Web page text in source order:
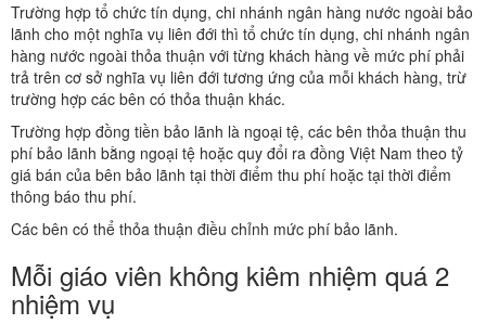
Trường hợp tổ chức tín dụng, chi nhánh ngân hàng nước ngoài bảo
lãnh cho một nghĩa vụ liên đới thì tổ chức tín dụng, chi nhánh ngân
hàng nước ngoài thỏa thuận với từng khách hàng về mức phí phải
trả trên cơ sở nghĩa vụ liên đới tương ứng của mỗi khách hàng, trừ
trường hợp các bên có thỏa thuận khác.
Trường hợp đồng tiền bảo lãnh là ngoại tệ, các bên thỏa thuận thu
phí bảo lãnh bằng ngoại tệ hoặc quy đổi ra đồng Việt Nam theo tỷ
giá bán của bên bảo lãnh tại thời điểm thu phí hoặc tại thời điểm
thông báo thu phí.
Các bên có thể thỏa thuận điều chỉnh mức phí bảo lãnh.
Mỗi giáo viên không kiêm nhiệm quá 2
nhiệm vụ